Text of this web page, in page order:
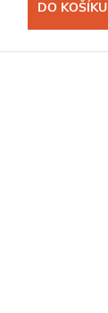
DO KOŠÍKU